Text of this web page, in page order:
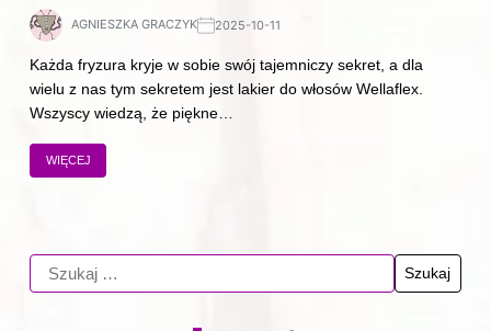
AGNIESZKA GRACZYK 2025-10-11
Każda fryzura kryje w sobie swój tajemniczy sekret, a dla
wielu z nas tym sekretem jest lakier do włosów Wellaflex.
Wszyscy wiedzą, że piękne…
WIĘCEJ